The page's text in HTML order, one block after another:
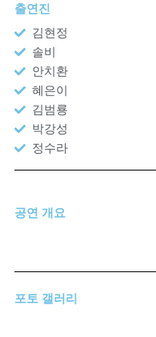
출연진
김현정
솔비
안치환
혜은이
김범룡
박강성
정수라
공연 개요
포토 갤러리